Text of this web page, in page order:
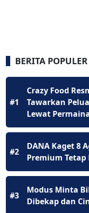
BERITA POPULER
#1
Crazy Food
Tawarkan
Lewat
#2
DANA Kaget 8
Premium Tetap
#3
Modus Minta
Dibekap dan